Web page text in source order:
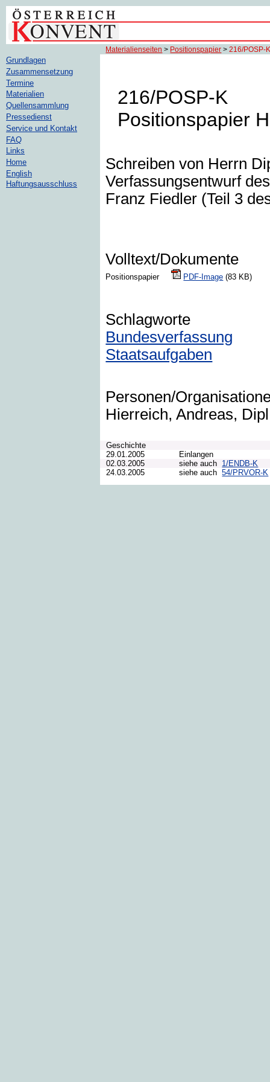
Materialienseiten > Positionspapier >216/POSP-
216/POSP-K
Positionspapier
Schreiben von Herrn
Verfassungsentwurf
Franz Fiedler (Teil 3
Volltext/Dokumente
Positionspapier PDF-Image (83 KB)
Schlagworte
Bundesverfassung
Staatsaufgaben
Personen/
Hierreich, Andreas,
Geschichte
29.01.2005
Einlangen
02.03.2005
siehe auch 1/ENDB-K
24.03.2005
siehe auch 54/PRVOR-K
Grundlagen
Zusammensetzung
Termine
Materialien
Quellensammlung
Pressedienst
Service und Kontakt
FAQ
Links
Home
English
Haftungsausschluss